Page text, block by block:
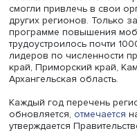
За последние пять
повышения
смогли привлечь в
других регионов.
программе повышения
трудоустроилось
лидеров по
край, Приморский
Архангельская область.